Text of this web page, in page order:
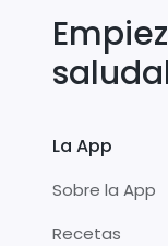
La App
Sobre la App
Recetas